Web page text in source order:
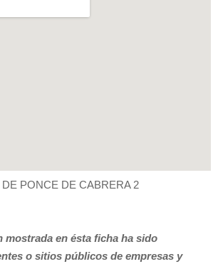
PONCE DE CABRERA 2
mostrada en ésta ficha ha sido
o sitios públicos de empresas y